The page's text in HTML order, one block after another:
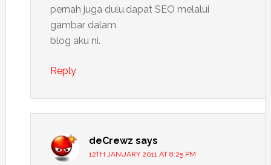
pernah juga dulu.dapat SEO melalui
gambar dalam
blog aku ni.
Reply
deCrewz says
12TH JANUARY 2011 AT 8:25 PM